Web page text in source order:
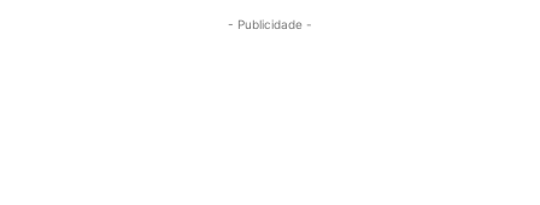
- Publicidade -